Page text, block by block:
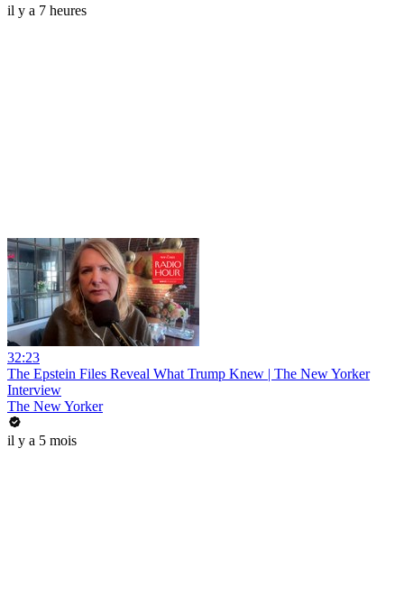
il y a 7 heures
32:23
The Epstein Files Reveal What Trump Knew | The New Yorker
Interview
The New Yorker
il y a 5 mois